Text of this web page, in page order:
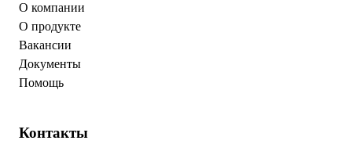
О компании
О продукте
Вакансии
Документы
Помощь
Контакты